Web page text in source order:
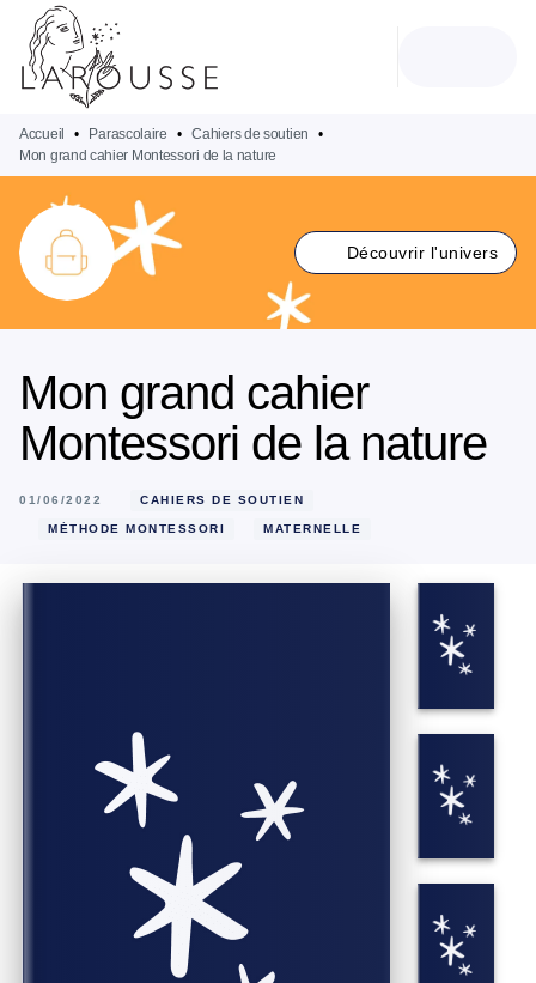
MENU
PIED DE PAGE
Accueil • Parascolaire • Cahiers de soutien
•
Mon grand cahier Montessori de la nature
Découvrir l'univers
Mon grand cahier
Montessori de la nature
01/06/2022 CAHIERS DE SOUTIEN
MÉTHODE MONTESSORI MATERNELLE